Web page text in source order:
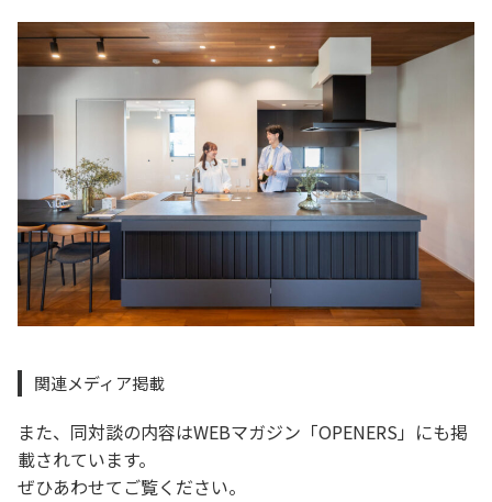
関連メディア掲載
また、同対談の内容はWEBマガジン「OPENERS」にも掲
載されています。
ぜひあわせてご覧ください。